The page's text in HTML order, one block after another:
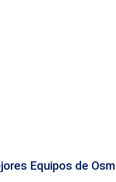
Equipos de